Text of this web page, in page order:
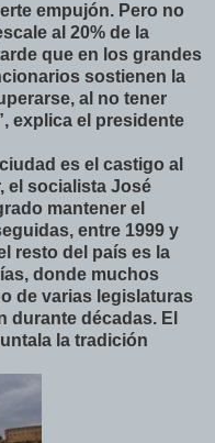
empujón. Pero no
al 20% de la
que en los grandes
sostienen la
al no tener
explica el presidente
es el castigo al
el socialista José
mantener el
entre 1999 y
resto del país es la
donde muchos
de varias legislaturas
durante décadas. El
la tradición